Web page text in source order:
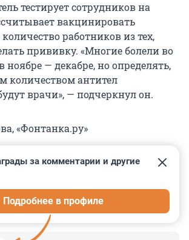
тестирует сотрудников на
вакцинировать
работников из тех,
прививку. «Многие болели во
ноябре — декабре, но определять,
количеством антител
врачи», — подчеркнул он.
«Фонтанка.ру»
72
за комментарии и другие
Подробнее в профиле